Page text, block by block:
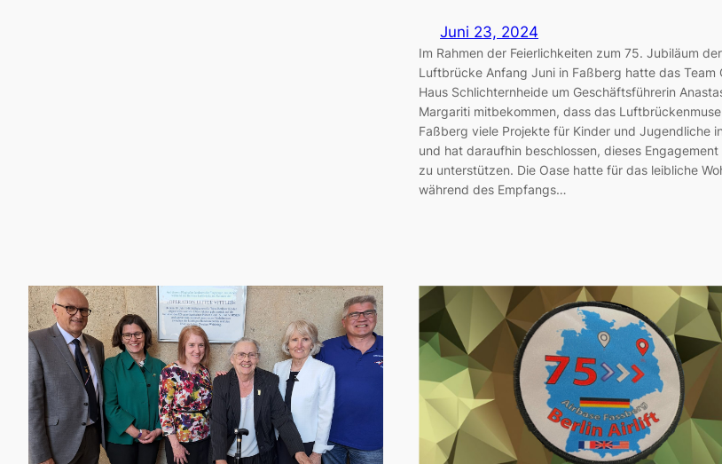
Juni 23, 2024
Im Rahmen der Feierlichkeiten zum 75. Jubiläum
Luftbrücke Anfang Juni in Faßberg hatte das Team
Haus Schlichternheide um Geschäftsführerin
Margariti mitbekommen, dass das
Faßberg viele Projekte für Kinder und Jugendliche
und hat daraufhin beschlossen, dieses Engagement
zu unterstützen. Die Oase hatte für das leibliche
während des Empfangs…